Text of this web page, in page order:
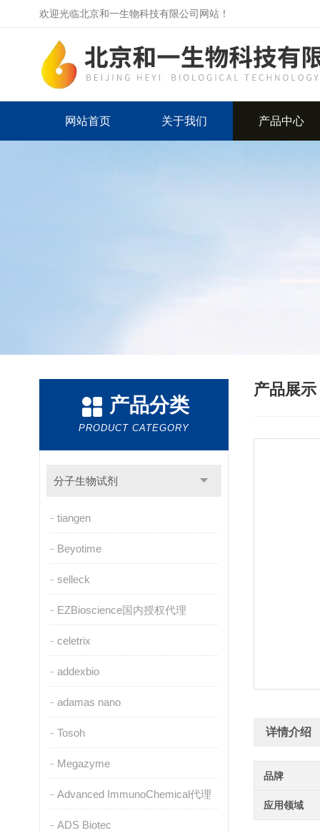
欢迎光临北京和一生物科技有限公司网站！
网站首页 关于我们 产品中心
产品分类
PRODUCT CATEGORY
分子生物试剂
tiangen
Beyotime
selleck
EZBioscience国内授权代理
celetrix
addexbio
adamas nano
Tosoh
Megazyme
Advanced ImmunoChemical代理
ADS Biotec
产品展示
详情介绍
品牌
应用领域